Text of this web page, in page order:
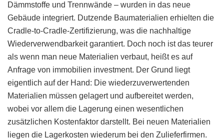
Dämmstoffe und Trennwände – wurden in das neue
Gebäude integriert. Dutzende Baumaterialien erhielten die
Cradle-to-Cradle-Zertifizierung, was die nachhaltige
Wiederverwendbarkeit garantiert. Doch noch ist das teurer
als wenn man neue Materialien verbaut, heißt es auf
Anfrage von immobilien investment. Der Grund liegt
eigentlich auf der Hand: Die wiederzuverwertenden
Materialien müssen gelagert und aufbereitet werden,
wobei vor allem die Lagerung einen wesentlichen
zusätzlichen Kostenfaktor darstellt. Bei neuen Materialien
liegen die Lagerkosten wiederum bei den Zulieferfirmen.